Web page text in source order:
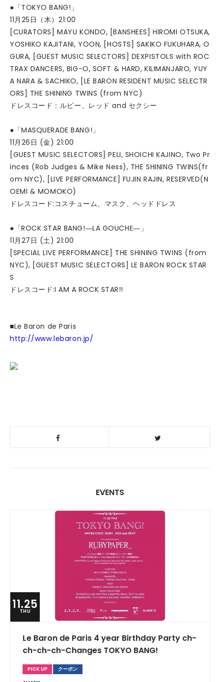
●「TOKYO BANG!」
11月25日（木）21:00
[CURATORS] MAYU KONDO, [BANSHEES] HIROMI OTSUKA,
YOSHIKO KAJITANI, YOON, [HOSTS] SAKIKO FUKUHARA, O
GURA, [GUEST MUSIC SELECTORS] DEXPISTOLS with ROC
TRAX DANCERS, BIG-O, SOFT & HARD, KILIMANJARO, YUY
A NARA & SACHIKO, [LE BARON RESIDENT MUSIC SELECTR
ORS] THE SHINING TWINS (from NYC)
ドレスコード：ルビー、レッド and セクシー
●「MASQUERADE BANG!」
11月26日 (金) 21:00
[GUEST MUSIC SELECTORS] PELI, SHOICHI KAJINO, Two Pr
inces (Rob Judges & Mike Ness), THE SHINING TWINS(fr
om NYC), [LIVE PERFORMANCE] FUJIN RAJIN, RESERVED(N
OEMI & MOMOKO)
ドレスコード:コスチューム、マスク、ヘッドドレス
●「ROCK STAR BANG!―LA GOUCHE―」
11月27日 (土) 21:00
[SPECIAL LIVE PERFORMANCE] THE SHINING TWINS (from
NYC), [GUEST MUSIC SELECTORS] LE BARON ROCK STAR
S
ドレスコード:I AM A ROCK STAR!!
■Le Baron de Paris
http://www.lebaron.jp/
EVENTS
11.25
THU
Le Baron de Paris 4 year Birthday Party ch-
ch-ch-ch-Changes TOKYO BANG!
PICK UP
クーポン